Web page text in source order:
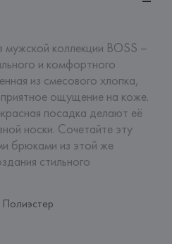
мужской коллекции BOSS –
и комфортного
из смесового хлопка,
приятное ощущение на коже.
посадка делают её
носки. Сочетайте эту
брюками из этой же
стильного